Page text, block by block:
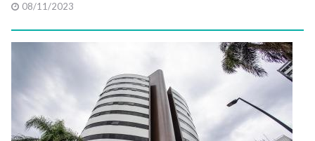
08/11/2023